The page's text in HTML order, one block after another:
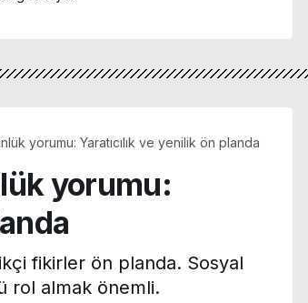
yorumu: Yaratıcılık ve yenilik ön planda
yorumu:
fikirler ön planda. Sosyal
rol almak önemli.